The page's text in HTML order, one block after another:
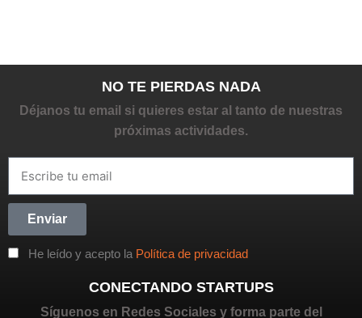
NO TE PIERDAS NADA
Déjanos tu email si quieres estar al tanto de nuestras
próximas actividades.
He leído y acepto la Política de privacidad
Enviar
CONECTANDO STARTUPS
Síguenos en Redes Sociales y forma parte del